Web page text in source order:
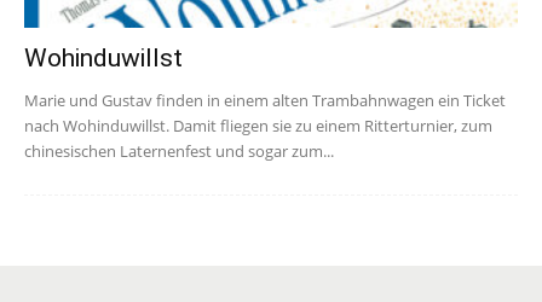
Wohinduwillst
Marie und Gustav finden in einem alten Trambahnwagen ein Ticket
nach Wohinduwillst. Damit fliegen sie zu einem Ritterturnier, zum
chinesischen Laternenfest und sogar zum...